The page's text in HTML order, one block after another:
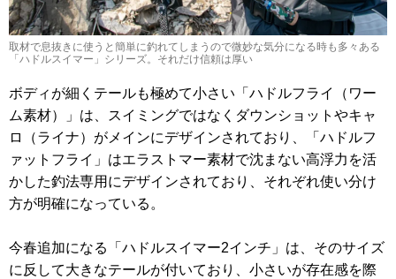
取材で息抜きに使うと簡単に釣れてしまうので微妙な気分になる時も多々ある
「ハドルスイマー」シリーズ。それだけ信頼は厚い
ボディが細くテールも極めて小さい「ハドルフライ（ワー
ム素材）」は、スイミングではなくダウンショットやキャ
ロ（ライナ）がメインにデザインされており、「ハドルフ
ァットフライ」はエラストマー素材で沈まない高浮力を活
かした釣法専用にデザインされており、それぞれ使い分け
方が明確になっている。
今春追加になる「ハドルスイマー2インチ」は、そのサイズ
に反して大きなテールが付いており、小さいが存在感を際